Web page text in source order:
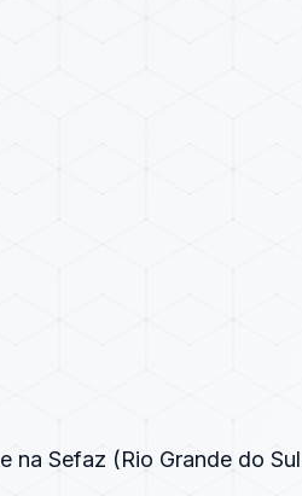
na Sefaz (Rio Grande do